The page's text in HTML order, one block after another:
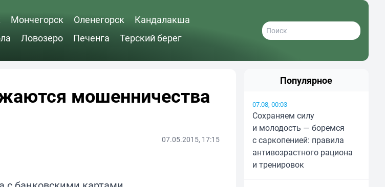
Мончегорск Оленегорск
Кандалакша
Ловозеро Печенга Терский берег
мошенничества
07.05.2015, 17:15
Популярное
07.08, 00:03
Сохраняем силу
и молодость — боремся
с саркопенией: правила
антивозрастного рациона
и тренировок